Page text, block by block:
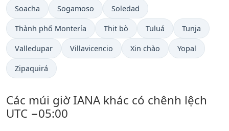
Soacha Sogamoso Soledad
Thành phố Montería Thịt bò Tuluá Tunja
Valledupar Villavicencio Xin chào Yopal
Zipaquirá
Các múi giờ IANA khác có chênh lệch
UTC −05:00